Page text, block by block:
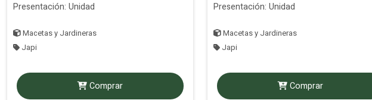
Presentación: Unidad
Macetas y Jardineras
Japi
Comprar
Presentación: Unidad
Macetas y Jardineras
Japi
Comprar